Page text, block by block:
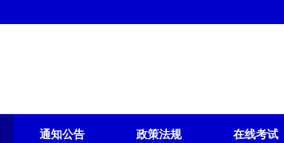
通知公告 政策法规 在线考试